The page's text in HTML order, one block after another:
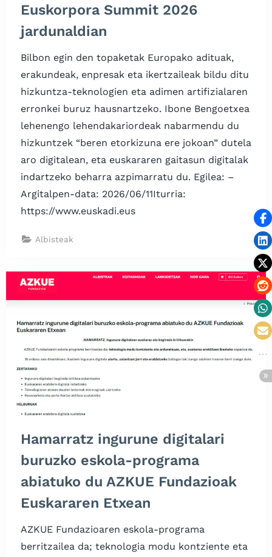
Euskorpora Summit 2026
jardunaldian
Bilbon egin den topaketak Europako adituak,
erakundeak, enpresak eta ikertzaileak bildu ditu
hizkuntza-teknologien eta adimen artifizialaren
erronkei buruz hausnartzeko. Ibone Bengoetxea
lehenengo lehendakariordeak nabarmendu du
hizkuntzek “beren etorkizuna ere jokoan” dutela
aro digitalean, eta euskararen gaitasun digitalak
indartzeko beharra azpimarratu du. Egilea: –
Argitalpen-data: 2026/06/11Iturria:
https://www.euskadi.eus
Albisteak
Hamarratz ingurune digitalari
buruzko eskola-programa
abiatuko du AZKUE Fundazioak
Euskararen Etxean
AZKUE Fundazioaren eskola-programa
berritzailea da; teknologia modu kontziente eta